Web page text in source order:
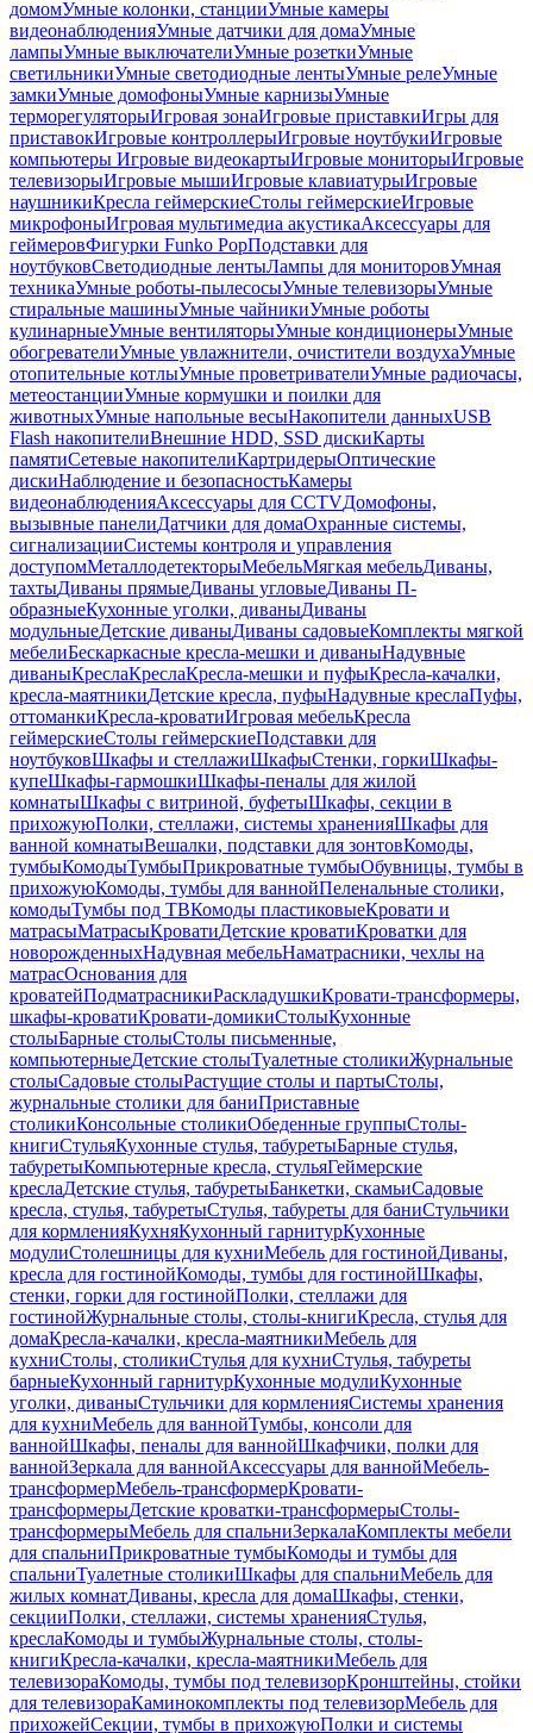
домомУмные колонки, станцииУмные камеры
видеонаблюденияУмные датчики для домаУмные
лампыУмные выключателиУмные розеткиУмные
светильникиУмные светодиодные лентыУмные релеУмные
замкиУмные домофоныУмные карнизыУмные
терморегуляторыИгровая зонаИгровые приставкиИгры для
приставокИгровые контроллерыИгровые ноутбукиИгровые
компьютеры Игровые видеокартыИгровые мониторыИгровые
телевизорыИгровые мышиИгровые клавиатурыИгровые
наушникиКресла геймерскиеСтолы геймерскиеИгровые
микрофоныИгровая мультимедиа акустикаАксессуары для
геймеровФигурки Funko PopПодставки для
ноутбуковСветодиодные лентыЛампы для мониторовУмная
техникаУмные роботы-пылесосыУмные телевизорыУмные
стиральные машиныУмные чайникиУмные роботы
кулинарныеУмные вентиляторыУмные кондиционерыУмные
обогревателиУмные увлажнители, очистители воздухаУмные
отопительные котлыУмные проветривателиУмные радиочасы,
метеостанцииУмные кормушки и поилки для
животныхУмные напольные весыНакопители данныхUSB
Flash накопителиВнешние HDD, SSD дискиКарты
памятиСетевые накопителиКартридерыОптические
дискиНаблюдение и безопасностьКамеры
видеонаблюденияАксессуары для CCTVДомофоны,
вызывные панелиДатчики для домаОхранные системы,
сигнализацииСистемы контроля и управления
доступомМеталлодетекторыМебельМягкая мебельДиваны,
тахтыДиваны прямыеДиваны угловыеДиваны П-
образныеКухонные уголки, диваныДиваны
модульныеДетские диваныДиваны садовыеКомплекты мягкой
мебелиБескаркасные кресла-мешки и диваныНадувные
диваныКреслаКреслаКресла-мешки и пуфыКресла-качалки,
кресла-маятникиДетские кресла, пуфыНадувные креслаПуфы,
оттоманкиКресла-кроватиИгровая мебельКресла
геймерскиеСтолы геймерскиеПодставки для
ноутбуковШкафы и стеллажиШкафыСтенки, горкиШкафы-
купеШкафы-гармошкиШкафы-пеналы для жилой
комнатыШкафы с витриной, буфетыШкафы, секции в
прихожуюПолки, стеллажи, системы храненияШкафы для
ванной комнатыВешалки, подставки для зонтовКомоды,
тумбыКомодыТумбыПрикроватные тумбыОбувницы, тумбы в
прихожуюКомоды, тумбы для ваннойПеленальные столики,
комодыТумбы под ТВКомоды пластиковыеКровати и
матрасыМатрасыКроватиДетские кроватиКроватки для
новорожденныхНадувная мебельНаматрасники, чехлы на
матрасОснования для
кроватейПодматрасникиРаскладушкиКровати-трансформеры,
шкафы-кроватиКровати-домикиСтолыКухонные
столыБарные столыСтолы письменные,
компьютерныеДетские столыТуалетные столикиЖурнальные
столыСадовые столыРастущие столы и партыСтолы,
журнальные столики для баниПриставные
столикиКонсольные столикиОбеденные группыСтолы-
книгиСтульяКухонные стулья, табуретыБарные стулья,
табуретыКомпьютерные кресла, стульяГеймерские
креслаДетские стулья, табуретыБанкетки, скамьиСадовые
кресла, стулья, табуретыСтулья, табуреты для баниСтульчики
для кормленияКухняКухонный гарнитурКухонные
модулиСтолешницы для кухниМебель для гостинойДиваны,
кресла для гостинойКомоды, тумбы для гостинойШкафы,
стенки, горки для гостинойПолки, стеллажи для
гостинойЖурнальные столы, столы-книгиКресла, стулья для
домаКресла-качалки, кресла-маятникиМебель для
кухниСтолы, столикиСтулья для кухниСтулья, табуреты
барныеКухонный гарнитурКухонные модулиКухонные
уголки, диваныСтульчики для кормленияСистемы хранения
для кухниМебель для ваннойТумбы, консоли для
ваннойШкафы, пеналы для ваннойШкафчики, полки для
ваннойЗеркала для ваннойАксессуары для ваннойМебель-
трансформерМебель-трансформерКровати-
трансформерыДетские кроватки-трансформерыСтолы-
трансформерыМебель для спальниЗеркалаКомплекты мебели
для спальниПрикроватные тумбыКомоды и тумбы для
спальниТуалетные столикиШкафы для спальниМебель для
жилых комнатДиваны, кресла для домаШкафы, стенки,
секцииПолки, стеллажи, системы храненияСтулья,
креслаКомоды и тумбыЖурнальные столы, столы-
книгиКресла-качалки, кресла-маятникиМебель для
телевизораКомоды, тумбы под телевизорКронштейны, стойки
для телевизораКаминокомплекты под телевизорМебель для
прихожейСекции, тумбы в прихожуюПолки и системы